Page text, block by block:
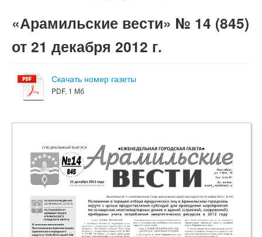
«Арамильские вести» № 14 (845)
от 21 декабря 2012 г.
Скачать номер газеты
PDF, 1 Мб